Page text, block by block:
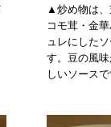
▲炒め物は、
コモ茸・金
ュレにした
す。豆の風
しいソースで